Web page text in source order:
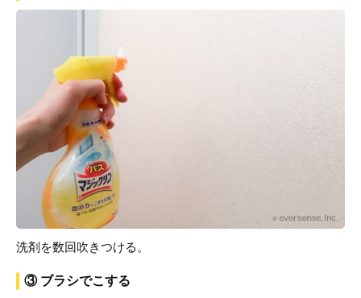
洗剤を数回吹きつける。
③ ブラシでこする